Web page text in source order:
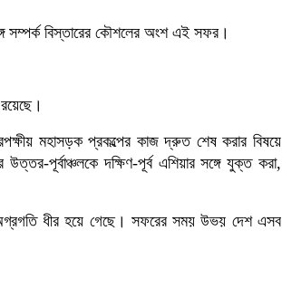
সম্পর্ক বিস্তারের কৌশলের অংশ এই সফর।
মহাসড়ক প্রকল্পের কাজ দ্রুত শেষ করার বিষয়ে
পূর্বাঞ্চলকে দক্ষিণ-পূর্ব এশিয়ার সঙ্গে যুক্ত করা,
অগ্রগতি ধীর হয়ে গেছে। সফরের সময় উভয় দেশ এসব